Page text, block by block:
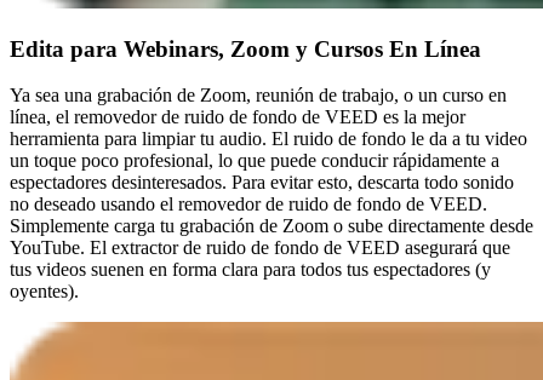
Edita para Webinars, Zoom y Cursos En Línea
Ya sea una grabación de Zoom, reunión de trabajo, o un curso en
línea, el removedor de ruido de fondo de VEED es la mejor
herramienta para limpiar tu audio. El ruido de fondo le da a tu video
un toque poco profesional, lo que puede conducir rápidamente a
espectadores desinteresados. Para evitar esto, descarta todo sonido
no deseado usando el removedor de ruido de fondo de VEED.
Simplemente carga tu grabación de Zoom o sube directamente desde
YouTube. El extractor de ruido de fondo de VEED asegurará que
tus videos suenen en forma clara para todos tus espectadores (y
oyentes).